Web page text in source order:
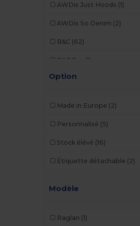
AWDis Just Hoods (1)
AWDis So Denim (2)
B&C (62)
B&C Pro (1)
Babybugz
Craghoppers
Option
Made in Europe (2)
Personnalisé (5)
Stock élévé (16)
Étiquette détachable (2)
Modèle
Raglan (1)